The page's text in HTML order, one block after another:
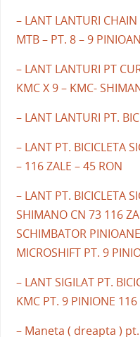
– LANT LANTURI CHAIN
MTB – PT. 8 – 9
– LANT LANTURI PT
KMC X 9 – KMC-
– LANT LANTURI PT.
– LANT PT. BICICLETA
– 116 ZALE – 45 RON
– LANT PT. BICICLETA
SHIMANO CN 73 116
SCHIMBATOR
MICROSHIFT PT. 9
– LANT SIGILAT PT.
KMC PT. 9 PINIONE
– Maneta ( dreapta )